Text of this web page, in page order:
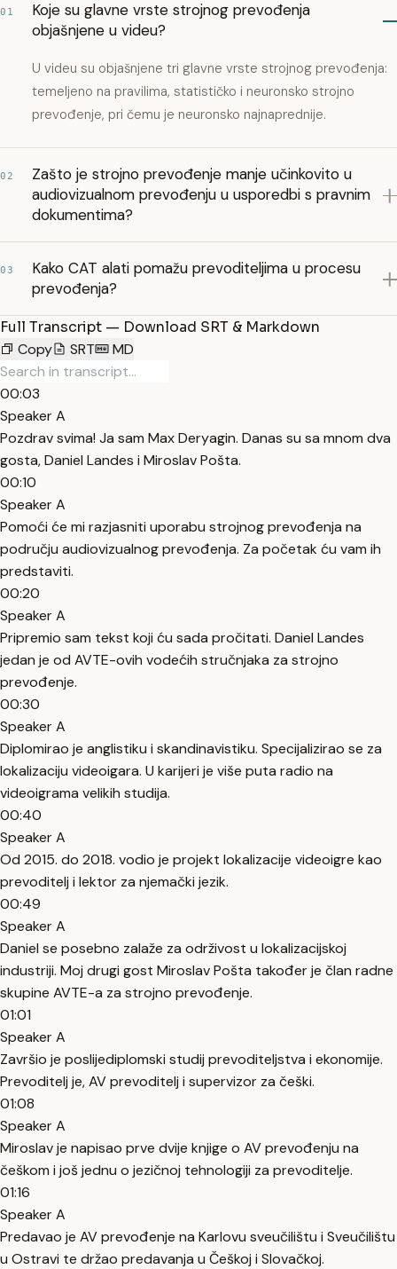
01
Koje su glavne vrste strojnog prevođenja
objašnjene u videu?
U videu su objašnjene tri glavne vrste strojnog prevođenja:
temeljeno na pravilima, statističko i neuronsko strojno
prevođenje, pri čemu je neuronsko najnaprednije.
02
Zašto je strojno prevođenje manje učinkovito u
audiovizualnom prevođenju u usporedbi s pravnim
dokumentima?
03
Kako CAT alati pomažu prevoditeljima u procesu
prevođenja?
Full Transcript — Download SRT & Markdown
Copy
SRT MD
00:03
Speaker A
Pozdrav svima! Ja sam Max Deryagin. Danas su sa mnom dva
gosta, Daniel Landes i Miroslav Pošta.
00:10
Speaker A
Pomoći će mi razjasniti uporabu strojnog prevođenja na
području audiovizualnog prevođenja. Za početak ću vam ih
predstaviti.
00:20
Speaker A
Pripremio sam tekst koji ću sada pročitati. Daniel Landes
jedan je od AVTE-ovih vodećih stručnjaka za strojno
prevođenje.
00:30
Speaker A
Diplomirao je anglistiku i skandinavistiku. Specijalizirao se za
lokalizaciju videoigara. U karijeri je više puta radio na
videoigrama velikih studija.
00:40
Speaker A
Od 2015. do 2018. vodio je projekt lokalizacije videoigre kao
prevoditelj i lektor za njemački jezik.
00:49
Speaker A
Daniel se posebno zalaže za održivost u lokalizacijskoj
industriji. Moj drugi gost Miroslav Pošta također je član radne
skupine AVTE-a za strojno prevođenje.
01:01
Speaker A
Završio je poslijediplomski studij prevoditeljstva i ekonomije.
Prevoditelj je, AV prevoditelj i supervizor za češki.
01:08
Speaker A
Miroslav je napisao prve dvije knjige o AV prevođenju na
češkom i još jednu o jezičnoj tehnologiji za prevoditelje.
01:16
Speaker A
Predavao je AV prevođenje na Karlovu sveučilištu i Sveučilištu
u Ostravi te držao predavanja u Češkoj i Slovačkoj.